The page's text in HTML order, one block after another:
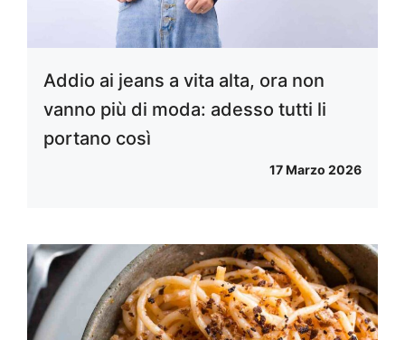
Addio ai jeans a vita alta, ora non
vanno più di moda: adesso tutti li
portano così
17 Marzo 2026